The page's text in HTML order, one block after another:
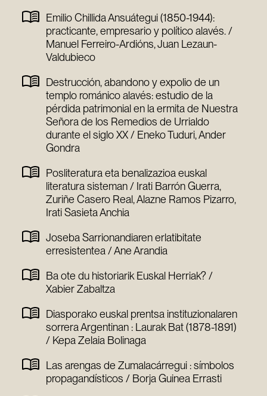
Emilio Chillida Ansuátegui (1850-1944):
practicante, empresario y político alavés. /
Manuel Ferreiro-Ardións, Juan Lezaun-
Valdubieco
Destrucción, abandono y expolio de un
templo románico alavés: estudio de la
pérdida patrimonial en la ermita de Nuestra
Señora de los Remedios de Urrialdo
durante el siglo XX / Eneko Tuduri, Ander
Gondra
Posliteratura eta benalizazioa euskal
literatura sisteman / Irati Barrón Guerra,
Zuriñe Casero Real, Alazne Ramos Pizarro,
Irati Sasieta Anchia
Joseba Sarrionandiaren erlatibitate
erresistentea / Ane Arandia
Ba ote du historiarik Euskal Herriak? /
Xabier Zabaltza
Diasporako euskal prentsa instituzionalaren
sorrera Argentinan : Laurak Bat (1878-1891)
/ Kepa Zelaia Bolinaga
Las arengas de Zumalacárregui : símbolos
propagandísticos / Borja Guinea Errasti